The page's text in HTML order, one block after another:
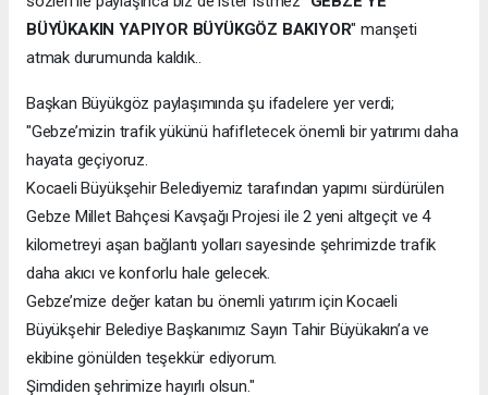
BÜYÜKAKIN YAPIYOR BÜYÜKGÖZ BAKIYOR" manşeti
atmak durumunda kaldık..
Başkan Büyükgöz paylaşımında şu ifadelere yer verdi;
"Gebze’mizin trafik yükünü hafifletecek önemli bir yatırımı daha
hayata geçiyoruz.
Kocaeli Büyükşehir Belediyemiz tarafından yapımı sürdürülen
Gebze Millet Bahçesi Kavşağı Projesi ile 2 yeni altgeçit ve 4
kilometreyi aşan bağlantı yolları sayesinde şehrimizde trafik
daha akıcı ve konforlu hale gelecek.
Gebze’mize değer katan bu önemli yatırım için Kocaeli
Büyükşehir Belediye Başkanımız Sayın Tahir Büyükakın’a ve
ekibine gönülden teşekkür ediyorum.
Şimdiden şehrimize hayırlı olsun."